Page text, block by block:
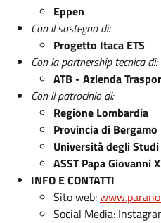
Eppen
Con il sostegno di:
Progetto Itaca ETS
Con la partnership tecnica di:
ATB - Azienda
Con il patrocinio di:
Regione Lombardia
Provincia di Bergamo
Università degli
ASST Papa Giovanni
INFO E CONTATTI
Sito web:
Social Media: